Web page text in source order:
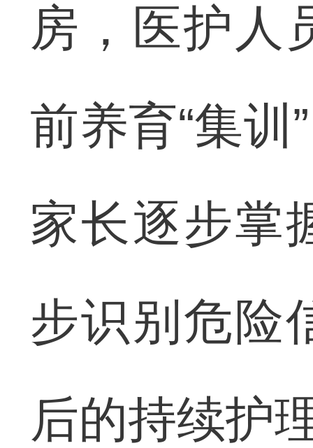
房，医护人
前养育“集
家长逐步掌
步识别危险
后的持续护